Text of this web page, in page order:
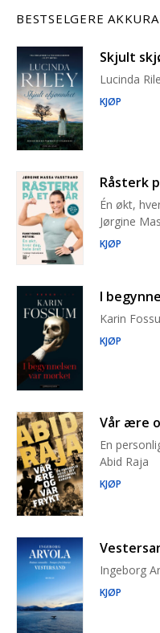
BESTSELGERE
Skjult
Lucinda
KJØP
Råsterk
Én økt,
Jørgine
KJØP
I
Karin
KJØP
Vår ære
En
Abid Raja
KJØP
Ingeborg
KJØP